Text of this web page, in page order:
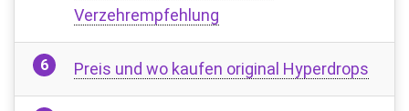
Verzehrempfehlung
Preis und wo kaufen original Hyperdrops